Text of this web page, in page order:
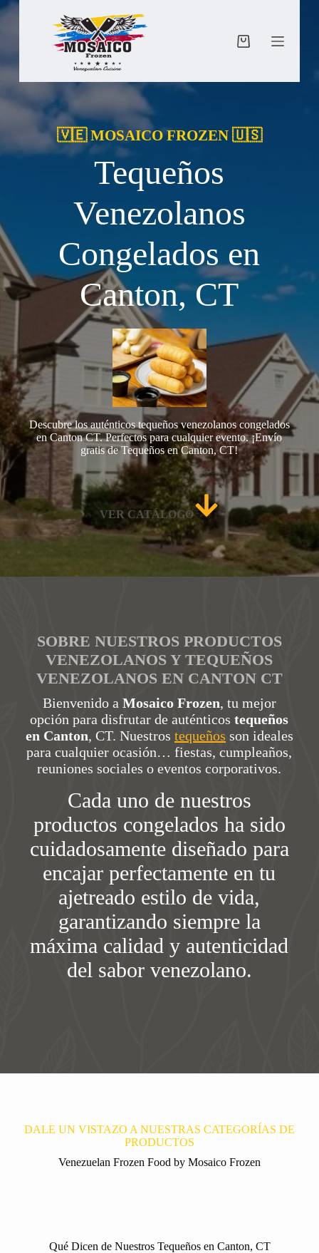
Saltar
Carro
🇻🇪 MOSAICO FROZEN 🇺🇸
Tequeños
Venezolanos
Congelados en
Canton, CT
Descubre los auténticos tequeños venezolanos congelados
en Canton CT. Perfectos para cualquier evento. ¡Envío
gratis de Tequeños en Canton, CT!
VER CATÁLOGO
SOBRE NUESTROS PRODUCTOS
VENEZOLANOS Y TEQUEÑOS
VENEZOLANOS EN CANTON CT
Bienvenido a Mosaico Frozen, tu mejor
opción para disfrutar de auténticostequeños
en Canton, CT. Nuestros tequeños son ideales
para cualquier ocasión… fiestas, cumpleaños,
reuniones sociales o eventos corporativos.
Cada uno de nuestros
productos congelados ha sido
cuidadosamente diseñado para
encajar perfectamente en tu
ajetreado estilo de vida,
garantizando siempre la
máxima calidad y autenticidad
del sabor venezolano.
DALE UN VISTAZO A NUESTRAS CATEGORÍAS DE
PRODUCTOS
Venezuelan Frozen Food by Mosaico Frozen
Qué Dicen de Nuestros Tequeños en Canton, CT